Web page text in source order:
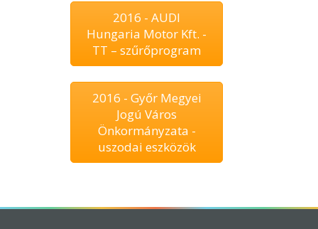
2016 - AUDI
Hungaria Motor Kft. -
TT – szűrőprogram
2016 - Győr Megyei
Jogú Város
Önkormányzata -
uszodai eszközök